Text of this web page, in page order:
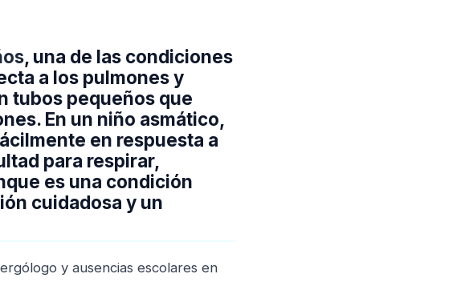
, una de las condiciones
a los pulmones y
tubos pequeños que
En un niño asmático,
en respuesta a
para respirar,
es una condición
cuidadosa y un
y ausencias escolares en